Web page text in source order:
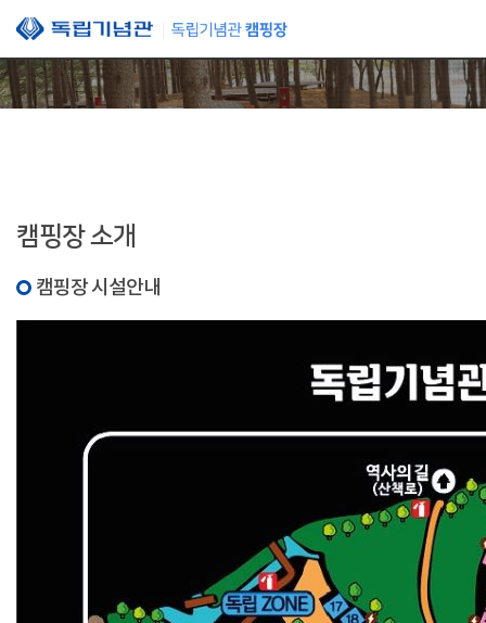
본문 바로가기
캠핑장 소개
캠핑장 시설안내